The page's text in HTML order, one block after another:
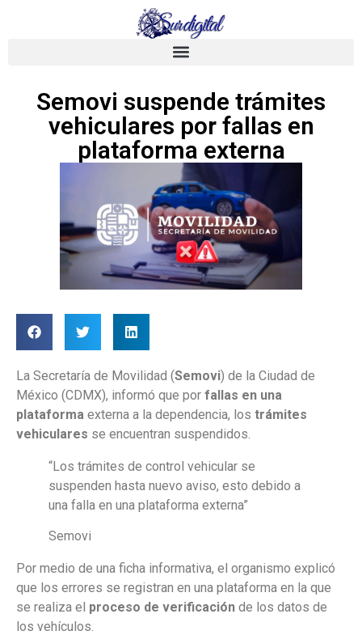
Semovi suspende trámites
vehiculares por fallas en
plataforma externa
La Secretaría de Movilidad (Semovi) de la Ciudad de
México (CDMX), informó que por fallas en una
plataforma externa a la dependencia, los trámites
vehiculares se encuentran suspendidos.
“Los trámites de control vehicular se
suspenden hasta nuevo aviso, esto debido a
una falla en una plataforma externa”
Semovi
Por medio de una ficha informativa, el organismo explicó
que los errores se registran en una plataforma en la que
se realiza el proceso de verificación de los datos de
los vehículos.